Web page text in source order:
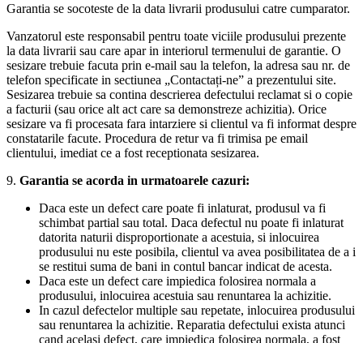
Garantia se socoteste de la data livrarii produsului catre cumparator.
Vanzatorul este responsabil pentru toate viciile produsului prezente
la data livrarii sau care apar in interiorul termenului de garantie. O
sesizare trebuie facuta prin e-mail sau la telefon, la adresa sau nr. de
telefon specificate in sectiunea „Contactați-ne” a prezentului site.
Sesizarea trebuie sa contina descrierea defectului reclamat si o copie
a facturii (sau orice alt act care sa demonstreze achizitia). Orice
sesizare va fi procesata fara intarziere si clientul va fi informat despre
constatarile facute. Procedura de retur va fi trimisa pe email
clientului, imediat ce a fost receptionata sesizarea.
9. Garantia se acorda in urmatoarele cazuri:
Daca este un defect care poate fi inlaturat, produsul va fi
schimbat partial sau total. Daca defectul nu poate fi inlaturat
datorita naturii disproportionate a acestuia, si inlocuirea
produsului nu este posibila, clientul va avea posibilitatea de a i
se restitui suma de bani in contul bancar indicat de acesta.
Daca este un defect care impiedica folosirea normala a
produsului, inlocuirea acestuia sau renuntarea la achizitie.
In cazul defectelor multiple sau repetate, inlocuirea produsului
sau renuntarea la achizitie. Reparatia defectului exista atunci
cand acelasi defect, care impiedica folosirea normala, a fost